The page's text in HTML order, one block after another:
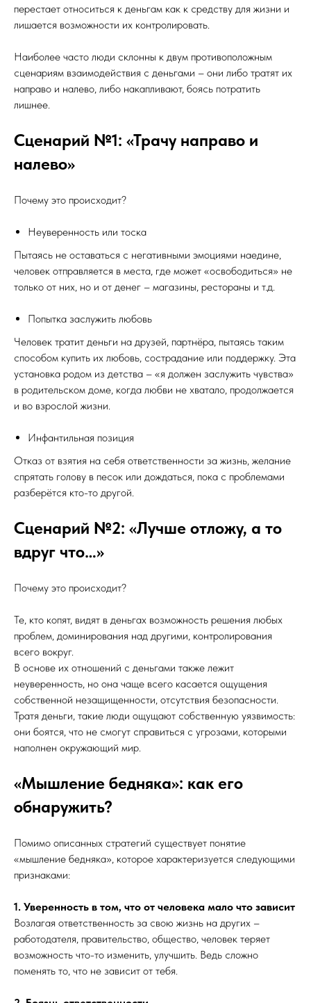
перестает относиться к деньгам как к средству для жизни и
лишается возможности их контролировать.
Наиболее часто люди склонны к двум противоположным
сценариям взаимодействия с деньгами – они либо тратят их
направо и налево, либо накапливают, боясь потратить
лишнее.
Сценарий №1: «Трачу направо и
налево»
Почему это происходит?
Неуверенность или тоска
Пытаясь не оставаться с негативными эмоциями наедине,
человек отправляется в места, где может «освободиться» не
только от них, но и от денег – магазины, рестораны и т.д.
Попытка заслужить любовь
Человек тратит деньги на друзей, партнёра, пытаясь таким
способом купить их любовь, сострадание или поддержку. Эта
установка родом из детства – «я должен заслужить чувства»
в родительском доме, когда любви не хватало, продолжается
и во взрослой жизни.
Инфантильная позиция
Отказ от взятия на себя ответственности за жизнь, желание
спрятать голову в песок или дождаться, пока с проблемами
разберётся кто-то другой.
Сценарий №2: «Лучше отложу, а то
вдруг что…»
Почему это происходит?
Те, кто копят, видят в деньгах возможность решения любых
проблем, доминирования над другими, контролирования
всего вокруг.
В основе их отношений с деньгами также лежит
неуверенность, но она чаще всего касается ощущения
собственной незащищенности, отсутствия безопасности.
Тратя деньги, такие люди ощущают собственную уязвимость:
они боятся, что не смогут справиться с угрозами, которыми
наполнен окружающий мир.
«Мышление бедняка»: как его
обнаружить?
Помимо описанных стратегий существует понятие
«мышление бедняка», которое характеризуется следующими
признаками:
1. Уверенность в том, что от человека мало что зависит
Возлагая ответственность за свою жизнь на других –
работодателя, правительство, общество, человек теряет
возможность что-то изменить, улучшить. Ведь сложно
поменять то, что не зависит от тебя.